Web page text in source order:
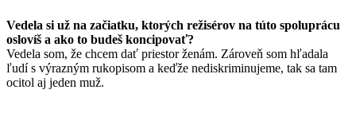
Vedela si už na začiatku, ktorých režisérov na túto spoluprácu
oslovíš a ako to budeš koncipovať?
Vedela som, že chcem dať priestor ženám. Zároveň som hľadala
ľudí s výrazným rukopisom a keďže nediskriminujeme, tak sa tam
ocitol aj jeden muž.